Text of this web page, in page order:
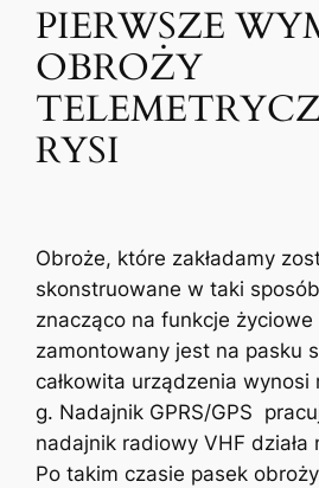
PIERWSZE
OBROŻY
RYSI
Obroże, które zakładamy
skonstruowane w taki
znacząco na funkcje
zamontowany jest na pasku
całkowita urządzenia wynosi
g. Nadajnik GPRS/GPS
nadajnik radiowy VHF
Po takim czasie pasek